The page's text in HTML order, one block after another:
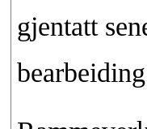
gjentatt